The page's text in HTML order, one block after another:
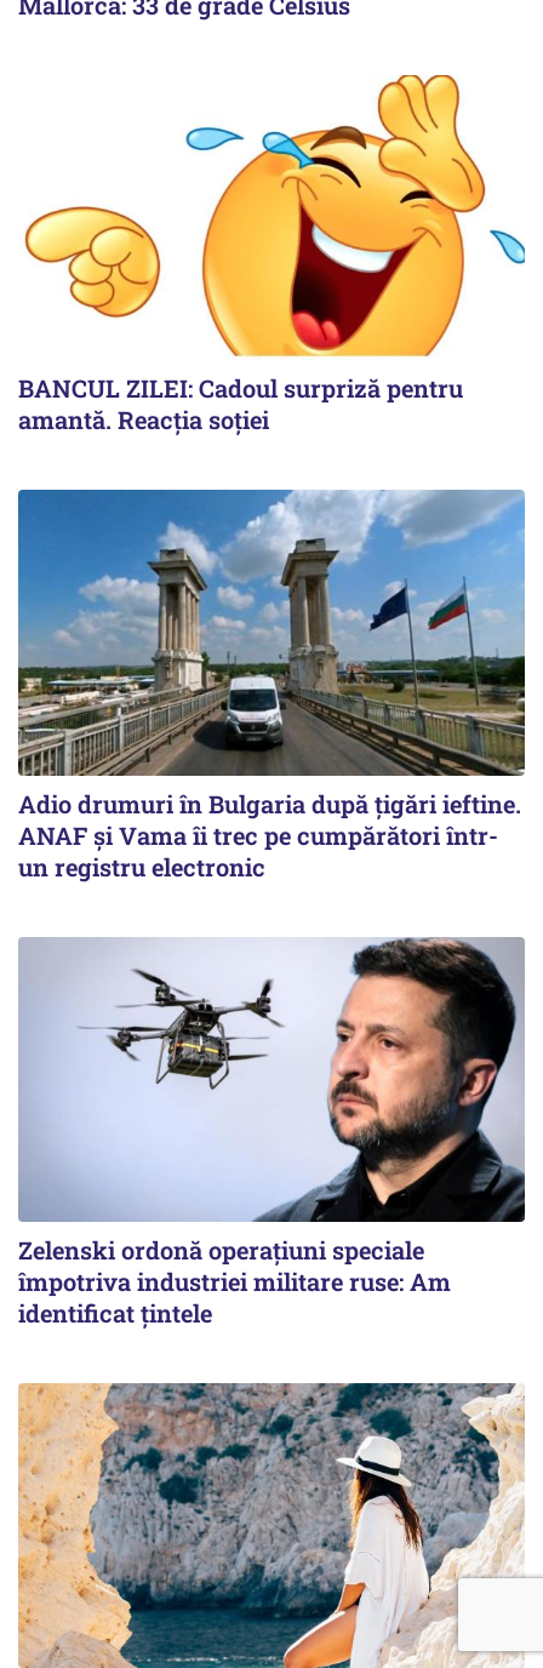
BANCUL ZILEI: Cadoul surpriză pentru
amantă. Reacția soției
Adio drumuri în Bulgaria după țigări ieftine.
ANAF și Vama îi trec pe cumpărători într-
un registru electronic
Zelenski ordonă operațiuni speciale
împotriva industriei militare ruse: Am
identificat țintele